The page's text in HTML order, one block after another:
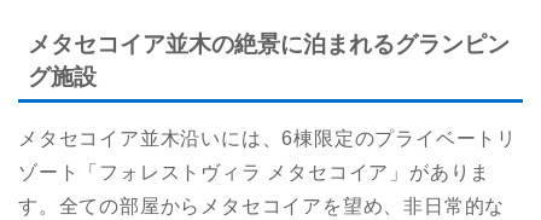
メタセコイア並木の絶景に泊まれるグランピン
グ施設
メタセコイア並木沿いには、6棟限定のプライベートリ
ゾート「フォレストヴィラ メタセコイア」がありま
す。全ての部屋からメタセコイアを望め、非日常的な